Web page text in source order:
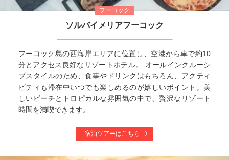
フーコック
ソルバイメリアフーコック
フーコック島の西海岸エリアに位置し、空港から車で約10
分とアクセス良好なリゾートホテル。 オールインクルーシ
ブスタイルのため、食事やドリンクはもちろん、アクティ
ビティも滞在中いつでも楽しめるのが嬉しいポイント。美
しいビーチとトロピカルな雰囲気の中で、贅沢なリゾート
時間を満喫できます。
宿泊ツアーはこちら